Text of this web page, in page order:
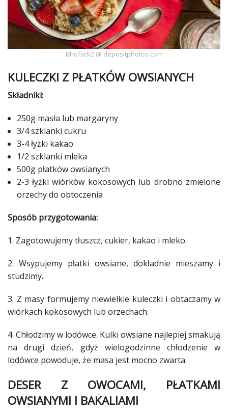
Bhofack2 @ depositphotos.com
KULECZKI Z PŁATKÓW OWSIANYCH
Składniki:
250g masła lub margaryny
3/4 szklanki cukru
3-4 łyżki kakao
1/2 szklanki mleka
500g płatków owsianych
2-3 łyżki wiórków kokosowych lub drobno zmielone
orzechy do obtoczenia
Sposób przygotowania:
1. Zagotowujemy tłuszcz, cukier, kakao i mleko.
2. Wsypujemy płatki owsiane, dokładnie mieszamy i
studzimy.
3. Z masy formujemy niewielkie kuleczki i obtaczamy w
wiórkach kokosowych lub orzechach.
4. Chłodzimy w lodówce. Kulki owsiane najlepiej smakują
na drugi dzień, gdyż wielogodzinne chłodzenie w
lodówce powoduje, że masa jest mocno zwarta.
DESER Z OWOCAMI, PŁATKAMI
OWSIANYMI I BAKALIAMI